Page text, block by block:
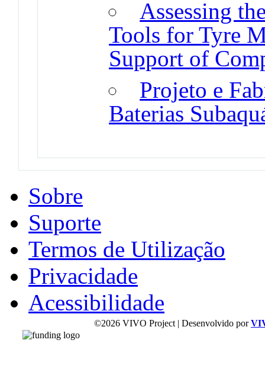
Assessing
Tools for Tyre
Support of
Projeto e
Baterias
Sobre
Suporte
Termos de Utilização
Privacidade
Acessibilidade
©2026 VIVO Project | Desenvolvido por